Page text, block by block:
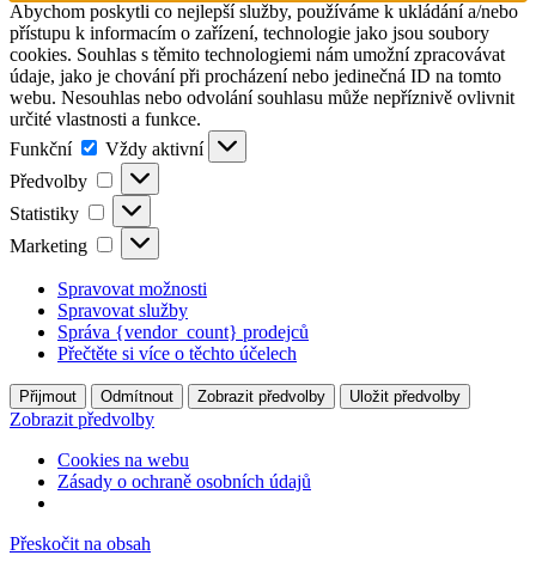
Abychom poskytli co nejlepší služby, používáme k ukládání a/nebo
přístupu k informacím o zařízení, technologie jako jsou soubory
cookies. Souhlas s těmito technologiemi nám umožní zpracovávat
údaje, jako je chování při procházení nebo jedinečná ID na tomto
webu. Nesouhlas nebo odvolání souhlasu může nepříznivě ovlivnit
určité vlastnosti a funkce.
Funkční
Funkční
Vždy aktivní
Předvolby
Předvolby
Statistiky Statistiky
Marketing Marketing
Spravovat možnosti
Spravovat služby
Správa {vendor_count} prodejců
Přečtěte si více o těchto účelech
Přijmout Odmítnout Zobrazit předvolby Uložit předvolby
Zobrazit předvolby
Cookies na webu
Zásady o ochraně osobních údajů
Přeskočit na obsah